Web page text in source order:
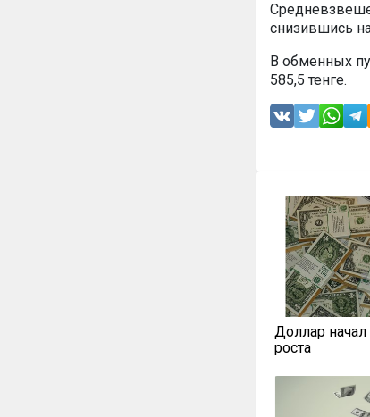
снизившись
В обменных
585,5 тенге.
Доллар
роста